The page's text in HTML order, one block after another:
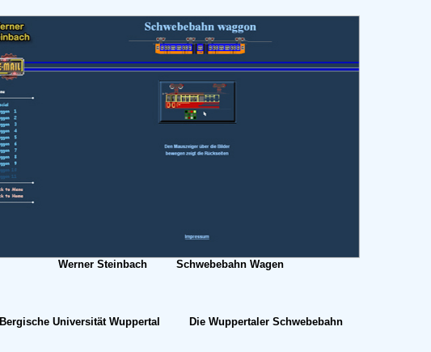
Werner Steinbach Schwebebahn Wagen
Bergische Universität Wuppertal Die Wuppertaler Schwebebahn